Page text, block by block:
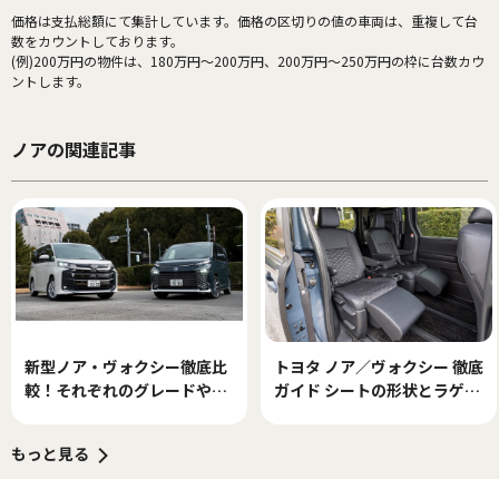
価格は支払総額にて集計しています。価格の区切りの値の車両は、重複して台
数をカウントしております。
(例)200万円の物件は、180万円～200万円、200万円～250万円の枠に台数カウ
ントします。
ノアの関連記事
新型ノア・ヴォクシー徹底比
較！それぞれのグレードやデ
トヨタ ノア／ヴォクシー 徹底
ガイド シートの形状とラゲー
もっと見る